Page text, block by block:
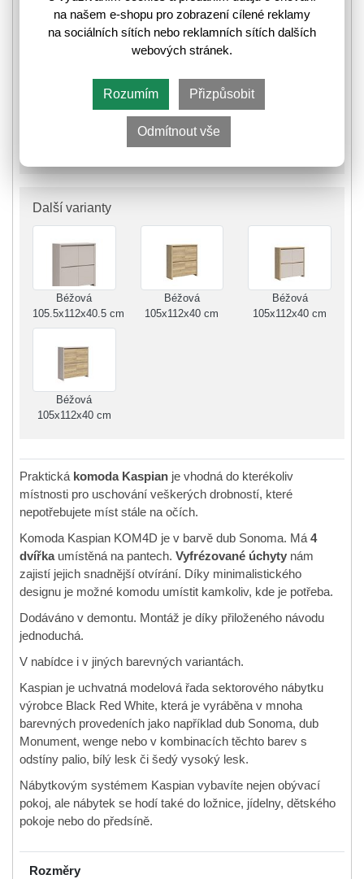
⛟Informace k odeslání zboží
🛈6 170,- 4 859,-
Další varianty
Béžová
105.5x112x40.5 cm
Béžová
105x112x40 cm
Béžová
105x112x40 cm
Béžová
105x112x40 cm
Praktická komoda Kaspian je vhodná do kterékoliv
místnosti pro uschování veškerých drobností, které
nepotřebujete míst stále na očích.
Komoda Kaspian KOM4D je v barvě dub Sonoma. Má 4
dvířkaumístěná na pantech. Vyfrézované úchyty nám
zajistí jejich snadnější otvírání. Díky minimalistického
designu je možné komodu umístit kamkoliv, kde je potřeba.
Dodáváno v demontu. Montáž je díky přiloženého návodu
jednoduchá.
V nabídce i v jiných barevných variantách.
Kaspian je uchvatná modelová řada sektorového nábytku
výrobce Black Red White, která je vyráběna v mnoha
barevných provedeních jako například dub Sonoma, dub
Monument, wenge nebo v kombinacích těchto barev s
odstíny palio, bílý lesk či šedý vysoký lesk.
Nábytkovým systémem Kaspian vybavíte nejen obývací
pokoj, ale nábytek se hodí také do ložnice, jídelny, dětského
pokoje nebo do předsíně.
Rozměry
na našem e-shopu pro zobrazení cílené reklamy
na sociálních sítích nebo reklamních sítích dalších
webových stránek.
Rozumím Přizpůsobit
Odmítnout vše